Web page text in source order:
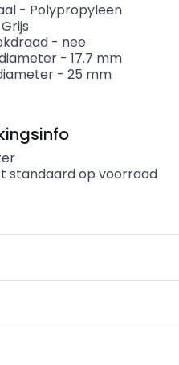
- Polypropyleen
Grijs
- nee
- 17.7 mm
- 25 mm
standaard op voorraad